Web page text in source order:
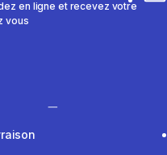
en ligne et recevez votre
vous